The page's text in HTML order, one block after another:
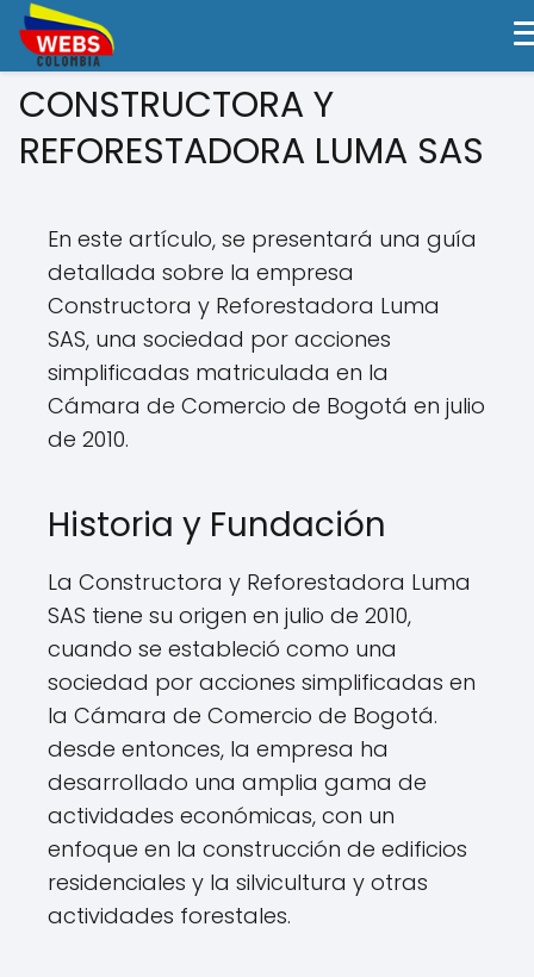
CONSTRUCTORA Y
REFORESTADORA LUMA SAS
En este artículo, se presentará una guía
detallada sobre la empresa
Constructora y Reforestadora Luma
SAS, una sociedad por acciones
simplificadas matriculada en la
Cámara de Comercio de Bogotá en julio
de 2010.
Historia y Fundación
La Constructora y Reforestadora Luma
SAS tiene su origen en julio de 2010,
cuando se estableció como una
sociedad por acciones simplificadas en
la Cámara de Comercio de Bogotá.
desde entonces, la empresa ha
desarrollado una amplia gama de
actividades económicas, con un
enfoque en la construcción de edificios
residenciales y la silvicultura y otras
actividades forestales.